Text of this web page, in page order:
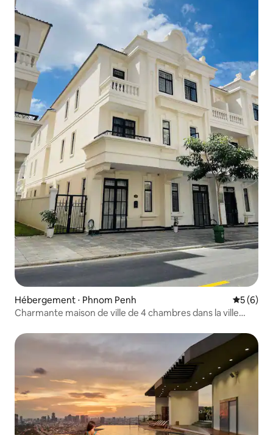
Hébergement ⋅ Phnom Penh
5 (6)
Charmante maison de ville de 4 chambres dans la ville